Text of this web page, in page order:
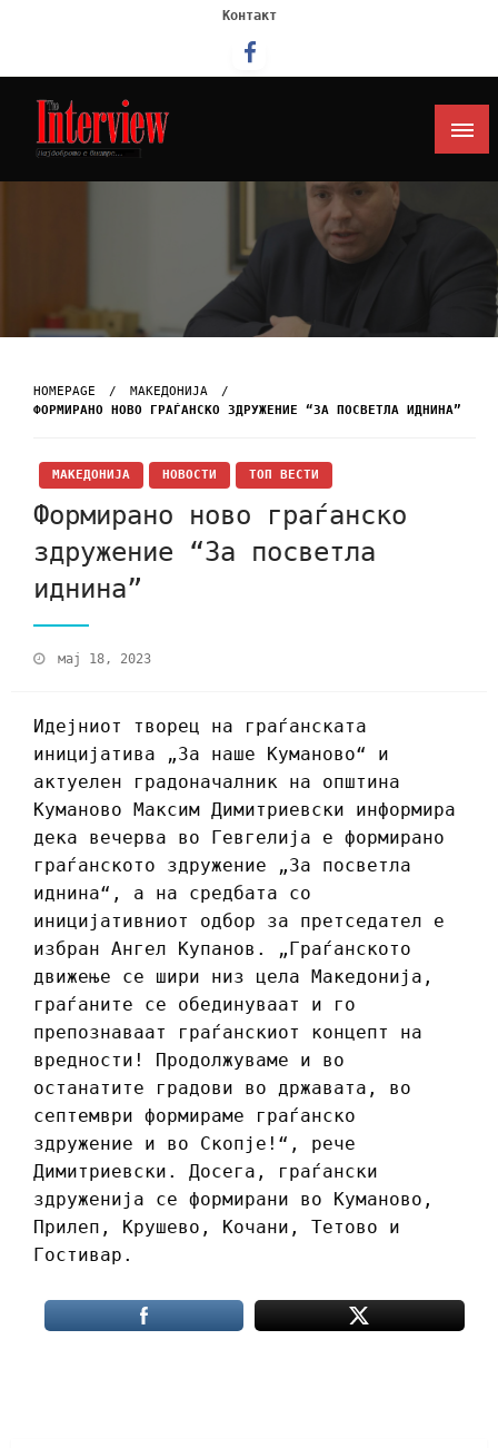
Контакт
Интервју
HOMEPAGE
МАКЕДОНИЈА
ФОРМИРАНО НОВО ГРАЃАНСКО ЗДРУЖЕНИЕ “ЗА ПОСВЕТЛА ИДНИНА”
МАКЕДОНИЈА НОВОСТИ ТОП ВЕСТИ
Формирано ново граѓанско
здружение “За посветла
иднина”
мај 18, 2023
Идејниот творец на граѓанската
иницијатива „За наше Куманово“ и
актуелен градоначалник на општина
Куманово Максим Димитриевски информира
дека вечерва во Гевгелија е формирано
граѓанското здружение „За посветла
иднина“, а на средбата со
иницијативниот одбор за претседател е
избран Ангел Купанов. „Граѓанското
движење се шири низ цела Македонија,
граѓаните се обединуваат и го
препознаваат граѓанскиот концепт на
вредности! Продолжуваме и во
останатите градови во државата, во
септември формираме граѓанско
здружение и во Скопје!“, рече
Димитриевски. Досега, граѓански
здруженија се формирани во Куманово,
Прилеп, Крушево, Кочани, Тетово и
Гостивар.